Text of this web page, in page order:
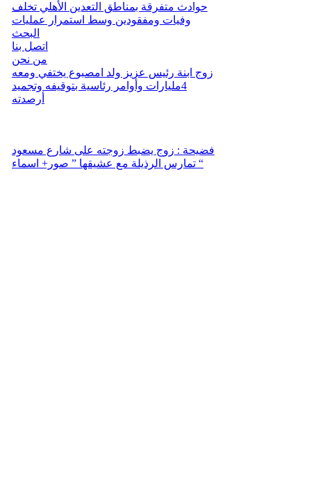
حوادث متفرقة بمناطق التعدين الأهلي تخلف
وفيات ومفقودين وسط استمرار عمليات
البحث
اتصل بنا
من نحن
زوج ابنة رئيس عزيز ولد امصبوع يختفي ومعه
4مليارات وأوامر رئاسية بتوقيفه وتجميد
أرصدته
فضيحة : زوج يضبط زوجته على شارع مسعود
تمارس الرذيلة مع عشيقها ” صور+ اسماء “